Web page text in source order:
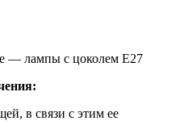
— лампы с цоколем Е27
в связи с этим ее